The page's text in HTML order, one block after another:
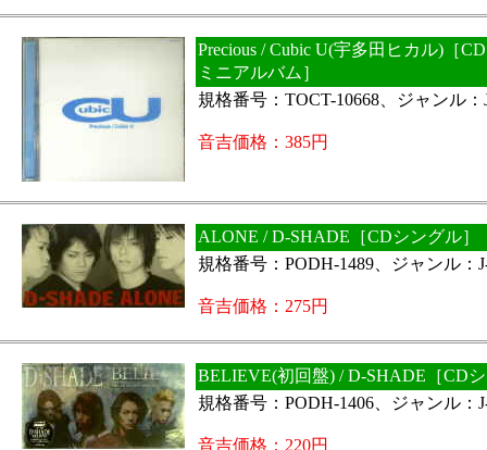
Precious / Cubic U(宇多田ヒカル)［
ミニアルバム］
規格番号：TOCT-10668、ジャンル：
音吉価格：385円
ALONE / D-SHADE［CDシングル］
規格番号：PODH-1489、ジャンル：
音吉価格：275円
BELIEVE(初回盤) / D-SHADE［CD
規格番号：PODH-1406、ジャンル：
音吉価格：220円